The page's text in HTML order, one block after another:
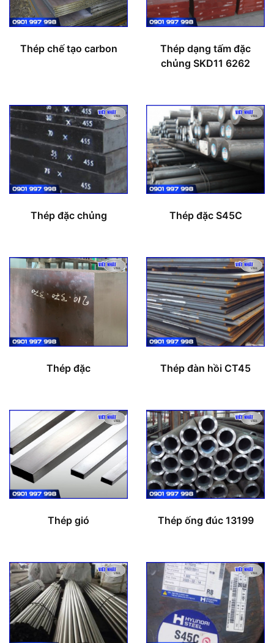
Thép chế tạo carbon
Thép dạng tấm đặc
chủng SKD11 6262
Thép đặc chủng Thép đặc S45C
Thép đặc Thép đàn hồi CT45
Thép gió Thép ống đúc 13199